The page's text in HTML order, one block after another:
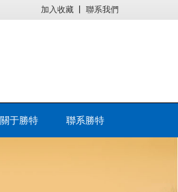
加入收藏 聯系我們
關于勝特 聯系勝特